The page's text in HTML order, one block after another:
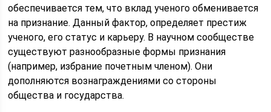
обеспечивается тем, что вклад ученого обменивается
на признание. Данный фактор, определяет престиж
ученого, его статус и карьеру. В научном сообществе
существуют разнообразные формы признания
(например, избрание почетным членом). Они
дополняются вознаграждениями со стороны
общества и государства.